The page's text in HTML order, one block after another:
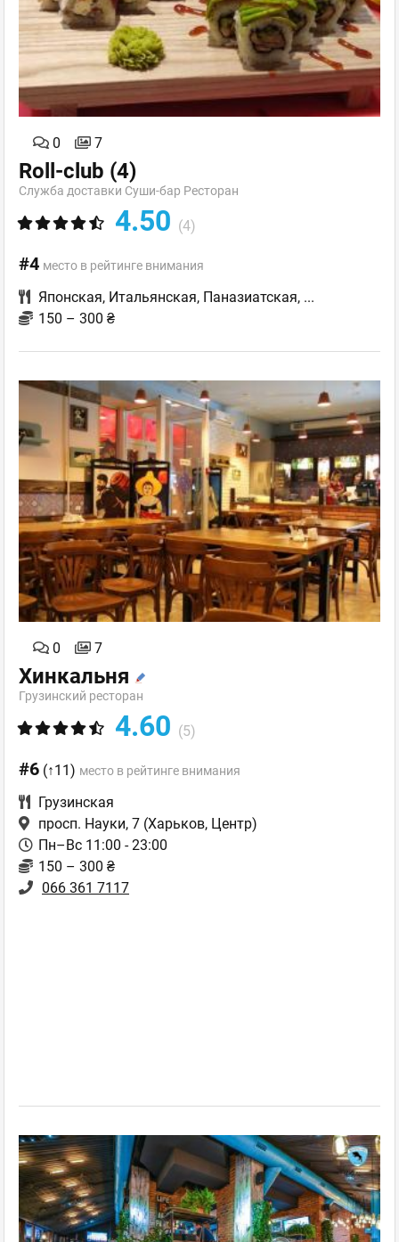
0 7
Roll-club (4)
Служба доставки Суши-бар Ресторан
4.50 (4)
#4 место в рейтинге внимания
Японская, Итальянская, Паназиатская, ...
150 – 300 ₴
0 7
Хинкальня
Грузинский ресторан
4.60 (5)
#6 (↑11) место в рейтинге внимания
Грузинская
просп. Науки, 7 (Харьков, Центр)
Пн–Вс 11:00 - 23:00
150 – 300 ₴
066 361 7117